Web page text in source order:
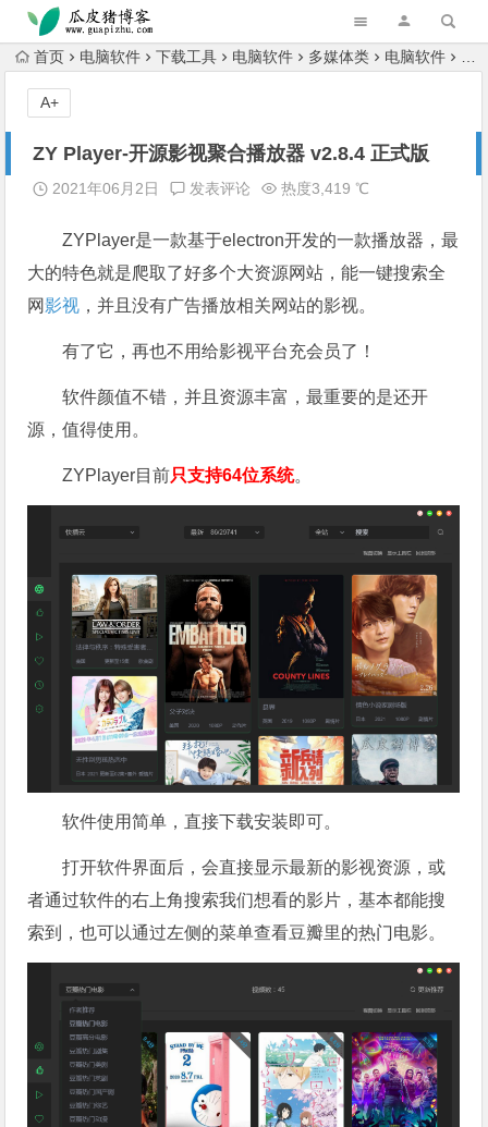
跳转到主内容
首页 电脑软件 下载工具 电脑软件 多媒体类 电脑软件
ZY Player-开源影视聚合播放器 v2.8.4 正式版
2021年06月2日 发表评论 热度3,419 ℃
ZYPlayer是一款基于electron开发的一款播放器，最
大的特色就是爬取了好多个大资源网站，能一键搜索全
网影视 ，并且没有广告播放相关网站的影视。
有了它，再也不用给影视平台充会员了！
软件颜值不错，并且资源丰富，最重要的是还开
源，值得使用。
ZYPlayer目前只支持64位系统。
软件使用简单，直接下载安装即可。
打开软件界面后，会直接显示最新的影视资源，或
者通过软件的右上角搜索我们想看的影片，基本都能搜
索到，也可以通过左侧的菜单查看豆瓣里的热门电影。
A+